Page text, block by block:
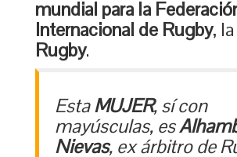
mundial para la
Internacional de Rugby, la
Rugby.
EstaMUJER, sí con
mayúsculas, es
Nievas, ex árbitro de